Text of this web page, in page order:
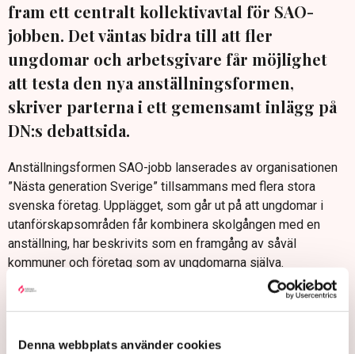
Denna webbplats använder cookies
fram ett centralt kollektivavtal för SAO-
jobben. Det väntas bidra till att fler
ungdomar och arbetsgivare får möjlighet
att testa den nya anställningsformen,
skriver parterna i ett gemensamt inlägg på
DN:s debattsida.
Anställningsformen SAO-jobb lanserades av organisationen
”Nästa generation Sverige” tillsammans med flera stora
svenska företag. Upplägget, som går ut på att ungdomar i
utanförskapsområden får kombinera skolgången med en
anställning, har beskrivits som en framgång av såväl
kommuner och företag som av ungdomarna själva.
Svenskt Näringsliv, PTK och LO är också engagerade genom
arbetsgivare får möjlighet att delta.